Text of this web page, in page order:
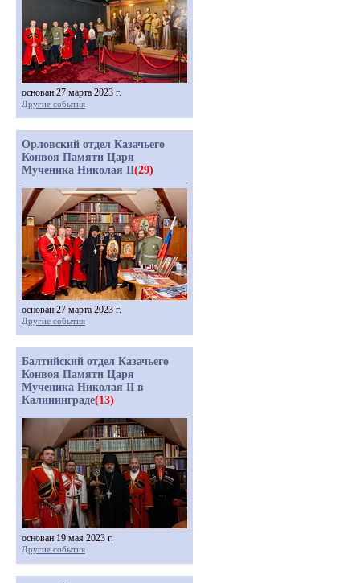
основан 27 марта 2023 г.
Другие события
Орловский отдел Казачьего
Конвоя Памяти Царя
Мученика Николая II(29)
основан 27 марта 2023 г.
Другие события
Балтийский отдел Казачьего
Конвоя Памяти Царя
Мученика Николая II в
Калининграде(13)
основан 19 мая 2023 г.
Другие события